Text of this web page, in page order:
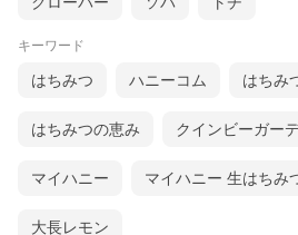
キーワード
はちみつ ハニーコム はちみ
はちみつの恵み クインビーガー
マイハニー マイハニー 生はちみ
大長レモン